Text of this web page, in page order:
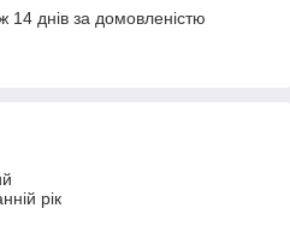
днів за домовленістю
рік